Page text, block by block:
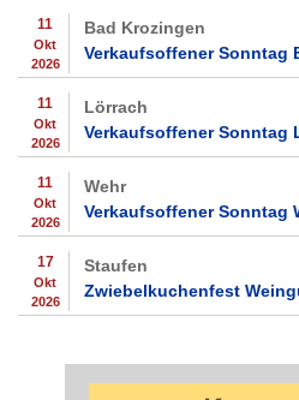
11
Okt
2026
Bad Krozingen
Verkaufsoffener Sonntag
11
Okt
2026
Lörrach
Verkaufsoffener Sonntag
11
Okt
2026
Wehr
Verkaufsoffener Sonntag
17
Okt
2026
Staufen
Zwiebelkuchenfest